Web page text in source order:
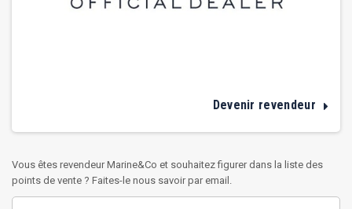
Devenir revendeur
Vous êtes revendeur Marine&Co et souhaitez figurer dans la liste des
points de vente ? Faites-le nous savoir par email.